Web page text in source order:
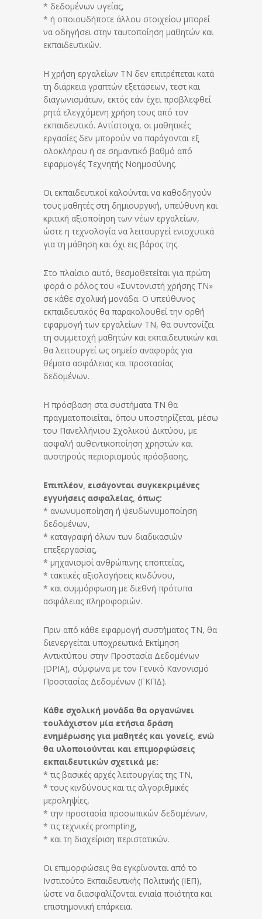
* δεδομένων υγείας,
* ή οποιουδήποτε άλλου στοιχείου μπορεί
να οδηγήσει στην ταυτοποίηση μαθητών και
εκπαιδευτικών.
Η χρήση εργαλείων ΤΝ δεν επιτρέπεται κατά
τη διάρκεια γραπτών εξετάσεων, τεστ και
διαγωνισμάτων, εκτός εάν έχει προβλεφθεί
ρητά ελεγχόμενη χρήση τους από τον
εκπαιδευτικό. Αντίστοιχα, οι μαθητικές
εργασίες δεν μπορούν να παράγονται εξ
ολοκλήρου ή σε σημαντικό βαθμό από
εφαρμογές Τεχνητής Νοημοσύνης.
Οι εκπαιδευτικοί καλούνται να καθοδηγούν
τους μαθητές στη δημιουργική, υπεύθυνη και
κριτική αξιοποίηση των νέων εργαλείων,
ώστε η τεχνολογία να λειτουργεί ενισχυτικά
για τη μάθηση και όχι εις βάρος της.
Στο πλαίσιο αυτό, θεσμοθετείται για πρώτη
φορά ο ρόλος του «Συντονιστή χρήσης ΤΝ»
σε κάθε σχολική μονάδα. Ο υπεύθυνος
εκπαιδευτικός θα παρακολουθεί την ορθή
εφαρμογή των εργαλείων ΤΝ, θα συντονίζει
τη συμμετοχή μαθητών και εκπαιδευτικών και
θα λειτουργεί ως σημείο αναφοράς για
θέματα ασφάλειας και προστασίας
δεδομένων.
Η πρόσβαση στα συστήματα ΤΝ θα
πραγματοποιείται, όπου υποστηρίζεται, μέσω
του Πανελλήνιου Σχολικού Δικτύου, με
ασφαλή αυθεντικοποίηση χρηστών και
αυστηρούς περιορισμούς πρόσβασης.
Επιπλέον, εισάγονται συγκεκριμένες
εγγυήσεις ασφαλείας, όπως:
* ανωνυμοποίηση ή ψευδωνυμοποίηση
δεδομένων,
* καταγραφή όλων των διαδικασιών
επεξεργασίας,
* μηχανισμοί ανθρώπινης εποπτείας,
* τακτικές αξιολογήσεις κινδύνου,
* και συμμόρφωση με διεθνή πρότυπα
ασφάλειας πληροφοριών.
Πριν από κάθε εφαρμογή συστήματος ΤΝ, θα
διενεργείται υποχρεωτικά Εκτίμηση
Αντικτύπου στην Προστασία Δεδομένων
(DPIA), σύμφωνα με τον Γενικό Κανονισμό
Προστασίας Δεδομένων (ΓΚΠΔ).
Κάθε σχολική μονάδα θα οργανώνει
τουλάχιστον μία ετήσια δράση
ενημέρωσης για μαθητές και γονείς, ενώ
θα υλοποιούνται και επιμορφώσεις
εκπαιδευτικών σχετικά με:
* τις βασικές αρχές λειτουργίας της ΤΝ,
* τους κινδύνους και τις αλγοριθμικές
μεροληψίες,
* την προστασία προσωπικών δεδομένων,
* τις τεχνικές prompting,
* και τη διαχείριση περιστατικών.
Οι επιμορφώσεις θα εγκρίνονται από το
Ινστιτούτο Εκπαιδευτικής Πολιτικής (ΙΕΠ),
ώστε να διασφαλίζονται ενιαία ποιότητα και
επιστημονική επάρκεια.